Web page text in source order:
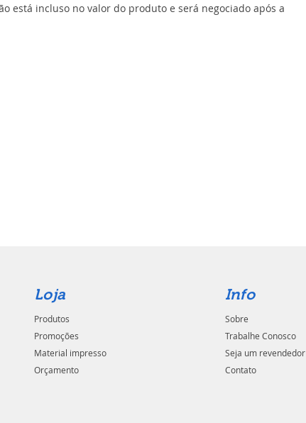
está incluso no valor do produto e será negociado após a
Loja
Produtos
Promoções
Material impresso
Orçamento
Info
Sobre
Trabalhe Conosco
Seja um revendedor
Contato